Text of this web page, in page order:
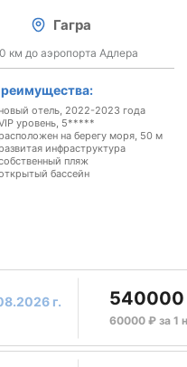
Гагра
км до аэропорта Адлера
отель, 2022-2023 года
уровень, 5*****
на берегу моря, 50 м
инфраструктура
пляж
бассейн
г.
60000 ₽ за 1